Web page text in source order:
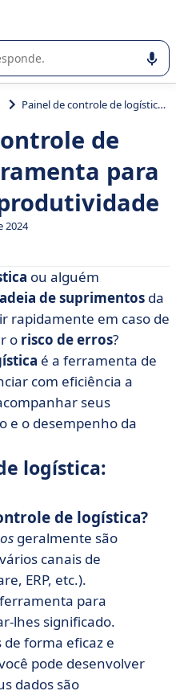
na seleção de software
Painel de controle de logística: a ferramenta para melhorar sua produtividade
de
para
2024
definição
de controle de logística
escolher para criar um
painel de controle
ou alguém
de suprimentos da
rapidamente em caso de
o risco de erros?
é a ferramenta de
com eficiência a
seus
e o desempenho da
logística:
de logística?
geralmente são
canais de
ERP, etc.).
para
lhes significado.
forma eficaz e
pode desenvolver
dados são